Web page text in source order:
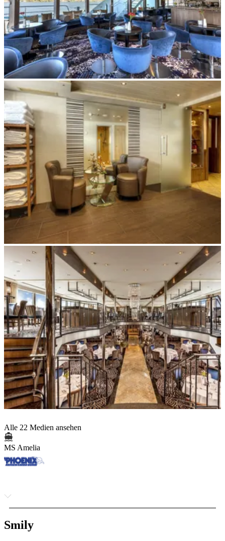
Alle 22 Medien ansehen
MS Amelia
Smily